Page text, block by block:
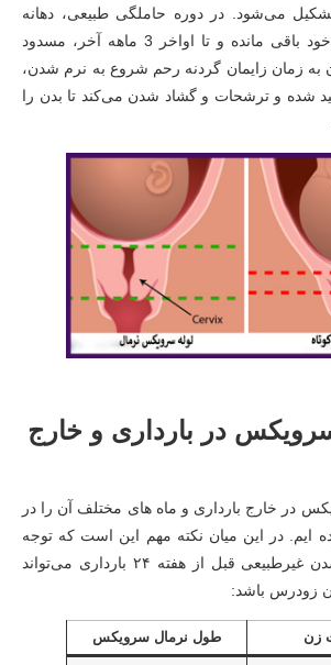
می‌شود. در دوره حاملگی طبیعی، دهانه
رحم در حالت نرمال خود باقی مانده و تا اواخر 3 ماهه آخر، مسدود
به زمان زایمان گردنه رحم شروع به نرم شدن،
شده و ترشحات و گشاد شدن می‌کند تا بدن را
در بارداری و خارج
در خارج بارداری و ماه های مختلف آن را در
ایم. در این میان نکته مهم این است که توجه
داشته باشید، کوتاه شدن غیرطبیعی قبل از هفته ۲۴ بارداری می‌تواند
زودرس باشد:
زن طول نرمال سرویکس